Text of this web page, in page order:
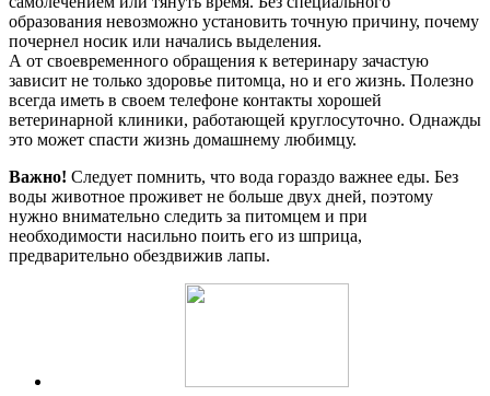
образования невозможно установить точную причину, почему
почернел носик или начались выделения.
А от своевременного обращения к ветеринару зачастую
зависит не только здоровье питомца, но и его жизнь. Полезно
всегда иметь в своем телефоне контакты хорошей
ветеринарной клиники, работающей круглосуточно. Однажды
это может спасти жизнь домашнему любимцу.
Важно! Следует помнить, что вода гораздо важнее еды. Без
воды животное проживет не больше двух дней, поэтому
нужно внимательно следить за питомцем и при
необходимости насильно поить его из шприца,
предварительно обездвижив лапы.